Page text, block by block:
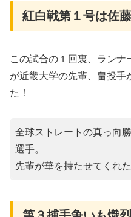
紅白戦第１号は佐
この試合の１回裏、ラン
が近畿大学の先輩、畠投手
た！
全球ストレートの真っ向
選手。
先輩が華を持たせてくれた